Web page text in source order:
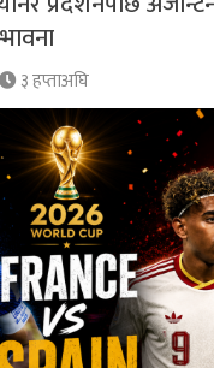
३ हप्ताअघि